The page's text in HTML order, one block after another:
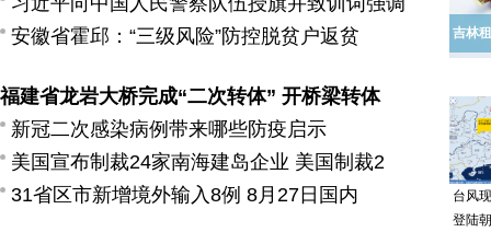
安徽省霍邱：“三级风险”防控脱贫户返贫
吉林
福建省龙岩大桥完成“二次转体” 开桥梁转体
新冠二次感染病例带来哪些防疫启示
美国宣布制裁24家南海建岛企业 美国制裁2
31省区市新增境外输入8例 8月27日国内
台风
登陆